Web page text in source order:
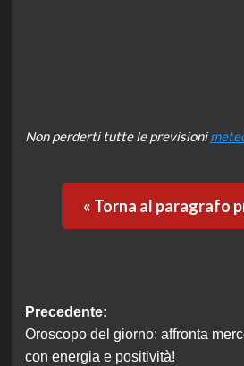
Non perderti tutte le previsioni
« Torna al paragrafo
Navigazione
articolo
Precedente:
Oroscopo del giorno: affronta
con energia e positività!